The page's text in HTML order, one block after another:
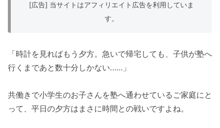
[広告] 当サイトはアフィリエイト広告を利用していま
す。
「時計を見ればもう夕方。急いで帰宅しても、子供が塾へ
行くまであと数十分しかない……」
共働きで小学生のお子さんを塾へ通わせているご家庭にと
って、平日の夕方はまさに時間との戦いですよね。